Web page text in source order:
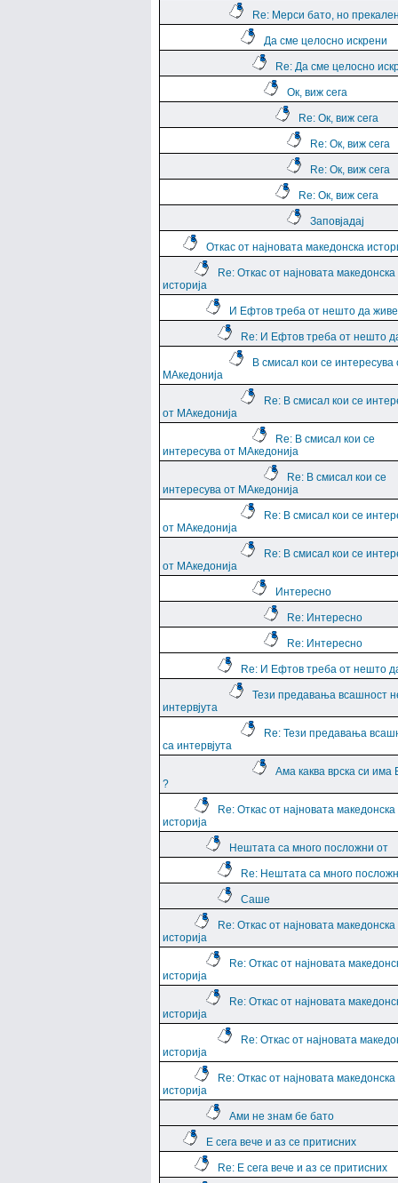
Re: Мерси бато, но
Да сме целосно искрени
Re: Да сме целосно
Ок, виж сега
Re: Ок, виж сега
Re: Ок, виж сега
Re: Ок, виж сега
Re: Ок, виж сега
Заповјадај
Откас от најновата македонска
Re: Откас от најновата македонска
историја
И Ефтов треба от нешто да
Re: И Ефтов треба от нешто
В смисал кои се интересува
МАкедонија
Re: В смисал кои се
от МАкедонија
Re: В смисал кои се
интересува от МАкедонија
Re: В смисал кои се
интересува от МАкедонија
Re: В смисал кои се
от МАкедонија
Re: В смисал кои се
от МАкедонија
Интересно
Re: Интересно
Re: Интересно
Re: И Ефтов треба от нешто
Тези предавања всашност
интервјута
Re: Тези предавања
са интервјута
Ама каква врска си има
?
Re: Откас от најновата македонска
историја
Нештата са много посложни от
Re: Нештата са много
Саше
Re: Откас от најновата македонска
историја
Re: Откас от најновата
историја
Re: Откас от најновата
историја
Re: Откас от најновата
историја
Re: Откас от најновата македонска
историја
Ами не знам бе бато
Е сега вече и аз се притисних
Re: Е сега вече и аз се притисних